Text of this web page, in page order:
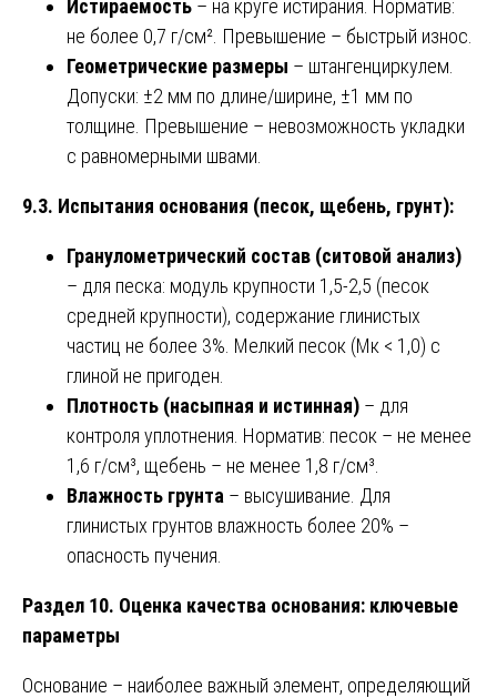
Истираемость – на круге истирания. Норматив:
не более 0,7 г/см². Превышение – быстрый износ.
Геометрические размеры – штангенциркулем.
Допуски: ±2 мм по длине/ширине, ±1 мм по
толщине. Превышение – невозможность укладки
с равномерными швами.
9.3. Испытания основания (песок, щебень, грунт):
Гранулометрический состав (ситовой анализ)
– для песка: модуль крупности 1,5-2,5 (песок
средней крупности), содержание глинистых
частиц не более 3%. Мелкий песок (Мк < 1,0) с
глиной не пригоден.
Плотность (насыпная и истинная) – для
контроля уплотнения. Норматив: песок – не менее
1,6 г/см³, щебень – не менее 1,8 г/см³.
Влажность грунта – высушивание. Для
глинистых грунтов влажность более 20% –
опасность пучения.
Раздел 10. Оценка качества основания: ключевые
параметры
Основание – наиболее важный элемент, определяющий